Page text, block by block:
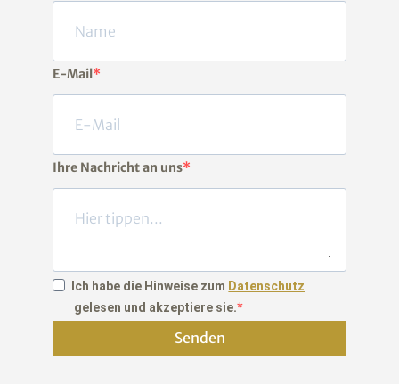
E-Mail
Ihre Nachricht an uns
Ich habe die Hinweise zum Datenschutz
gelesen und akzeptiere sie.
Senden